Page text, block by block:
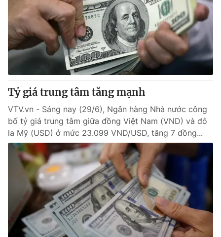
Tỷ giá trung tâm tăng mạnh
VTV.vn - Sáng nay (29/6), Ngân hàng Nhà nước công
bố tỷ giá trung tâm giữa đồng Việt Nam (VND) và đô
la Mỹ (USD) ở mức 23.099 VND/USD, tăng 7 đồng...